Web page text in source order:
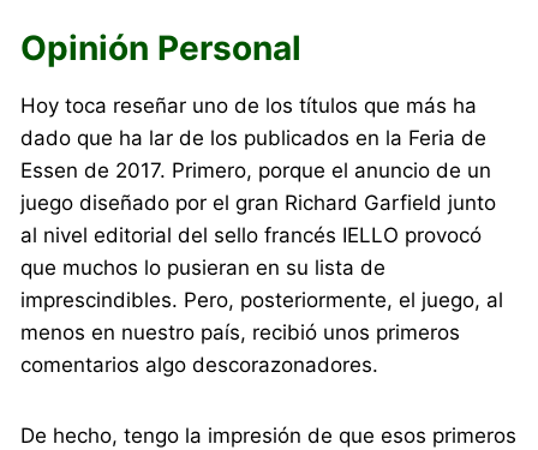
Opinión Personal
Hoy toca reseñar uno de los títulos que más ha
dado que ha lar de los publicados en la Feria de
Essen de 2017. Primero, porque el anuncio de un
juego diseñado por el gran Richard Garfield junto
al nivel editorial del sello francés IELLO provocó
que muchos lo pusieran en su lista de
imprescindibles. Pero, posteriormente, el juego, al
menos en nuestro país, recibió unos primeros
comentarios algo descorazonadores.
De hecho, tengo la impresión de que esos primeros